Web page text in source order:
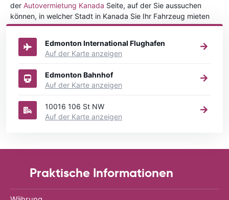
der Autovermietung Kanada Seite, auf der Sie aussuchen
können, in welcher Stadt in Kanada Sie Ihr Fahrzeug mieten
wollen.
Edmonton International Flughafen
Auf der Karte anzeigen
Edmonton Bahnhof
Auf der Karte anzeigen
10016 106 St NW
Auf der Karte anzeigen
Praktische Informationen